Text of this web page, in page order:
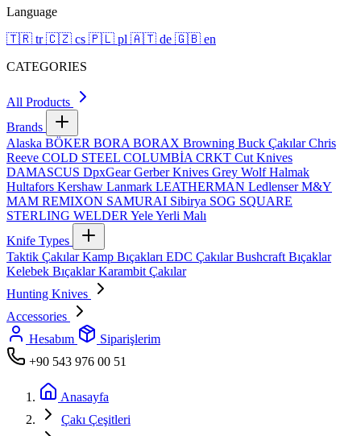
Language
🇹🇷 tr 🇨🇿 cs 🇵🇱 pl 🇦🇹 de 🇬🇧 en
CATEGORIES
All Products
Brands
Alaska BÖKER BORA BORAX Browning Buck ÇakılarChris
Reeve COLD STEEL COLUMBİA CRKT Cut Knives
DAMASCUS DpxGearGerber Knives Grey WolfHalmak
Hultafors Kershaw Lanmark LEATHERMAN LedlenserM&Y
MAM REMIXON SAMURAI Sibirya SOG SQUARE
STERLING WELDER YeleYerli Malı
Knife Types
Taktik ÇakılarKamp Bıçakları EDC ÇakılarBushcraft Bıçaklar
Kelebek BıçaklarKarambit Çakılar
Hunting Knives
Accessories
Hesabım
Siparişlerim
+90 543 976 00 51
Anasayfa
Çakı Çeşitleri